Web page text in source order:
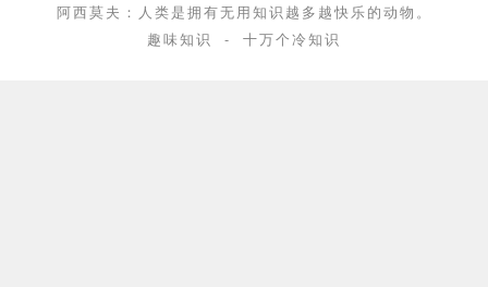
阿西莫夫：人类是拥有无用知识越多越快乐的动物。
趣味知识
- 十万个冷知识